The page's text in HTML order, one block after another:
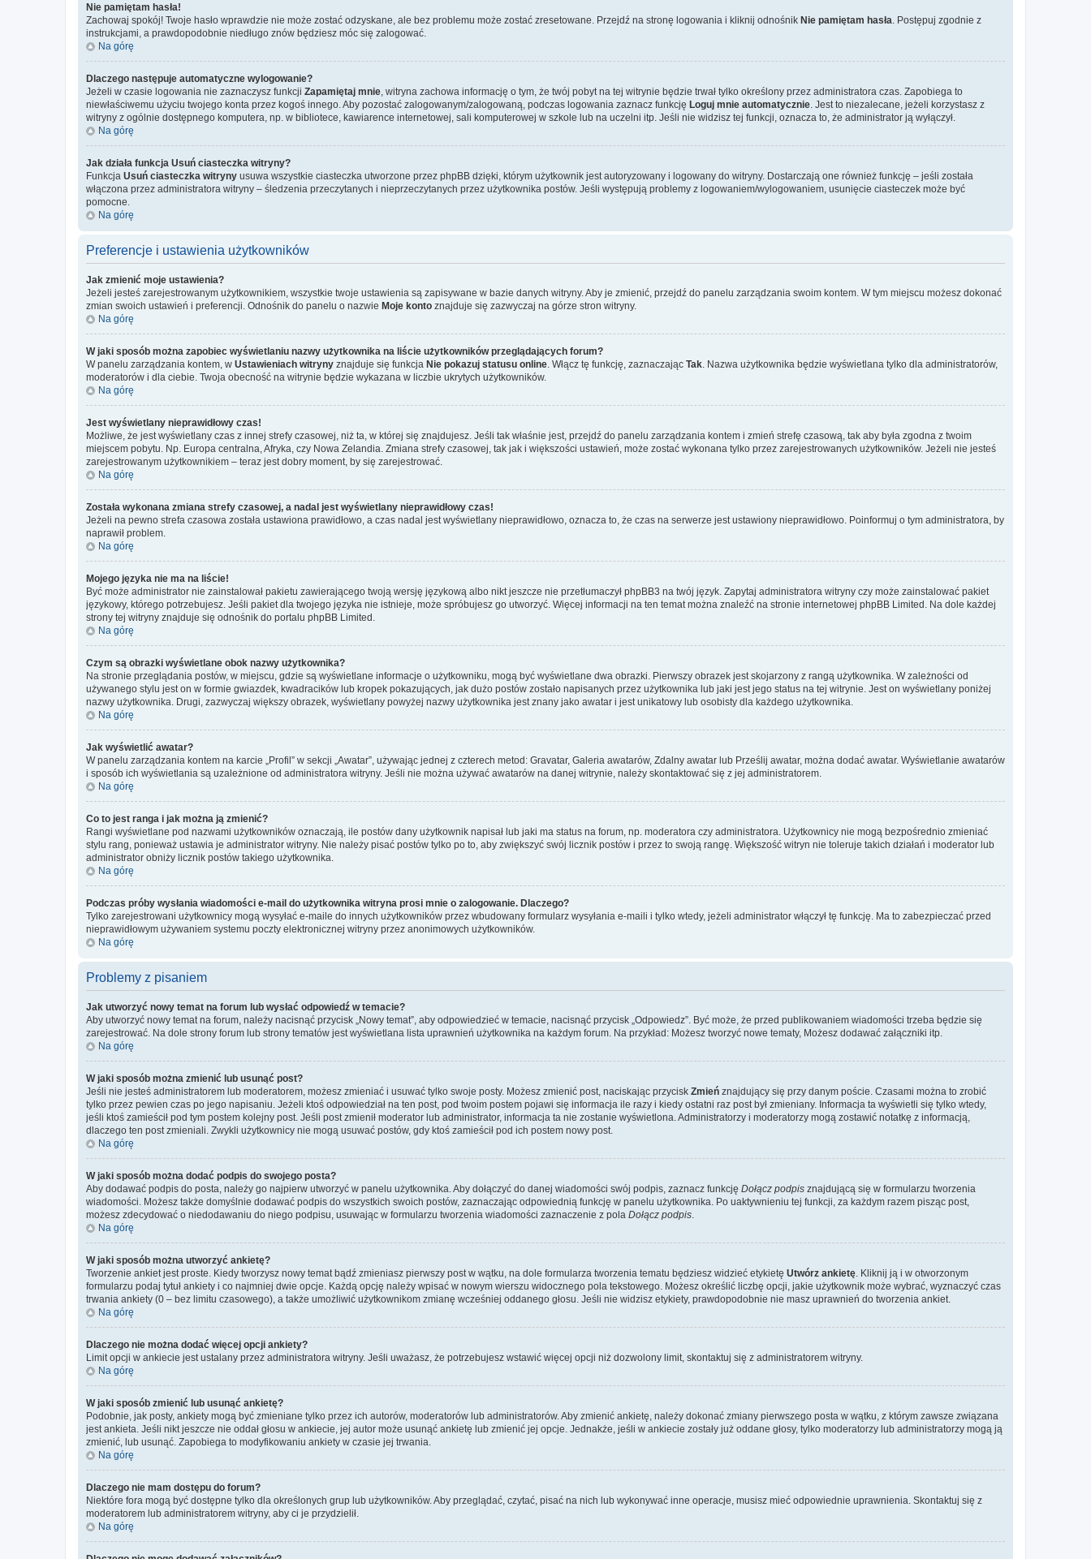
Nie pamiętam hasła!
Zachowaj spokój! Twoje hasło wprawdzie nie może zostać odzyskane, ale bez problemu może zostać zresetowane. Przejdź na stronę logowania i kliknij odnośnik Nie pamiętam hasła . Postępuj zgodnie z
instrukcjami, a prawdopodobnie niedługo znów będziesz móc się zalogować.
Na górę
Dlaczego następuje automatyczne wylogowanie?
Jeżeli w czasie logowania nie zaznaczysz funkcji Zapamiętaj mnie , witryna zachowa informację o tym, że twój pobyt na tej witrynie będzie trwał tylko określony przez administratora czas. Zapobiega to
niewłaściwemu użyciu twojego konta przez kogoś innego. Aby pozostać zalogowanym/zalogowaną, podczas logowania zaznacz funkcję Loguj mnie automatycznie . Jest to niezalecane, jeżeli korzystasz z
witryny z ogólnie dostępnego komputera, np. w bibliotece, kawiarence internetowej, sali komputerowej w szkole lub na uczelni itp. Jeśli nie widzisz tej funkcji, oznacza to, że administrator ją wyłączył.
Na górę
Jak działa funkcja Usuń ciasteczka witryny?
Funkcja Usuń ciasteczka witryny usuwa wszystkie ciasteczka utworzone przez phpBB dzięki, którym użytkownik jest autoryzowany i logowany do witryny. Dostarczają one również funkcję – jeśli została
włączona przez administratora witryny – śledzenia przeczytanych i nieprzeczytanych przez użytkownika postów. Jeśli występują problemy z logowaniem/wylogowaniem, usunięcie ciasteczek może być
pomocne.
Na górę
Preferencje i ustawienia użytkowników
Jak zmienić moje ustawienia?
Jeżeli jesteś zarejestrowanym użytkownikiem, wszystkie twoje ustawienia są zapisywane w bazie danych witryny. Aby je zmienić, przejdź do panelu zarządzania swoim kontem. W tym miejscu możesz dokonać
zmian swoich ustawień i preferencji. Odnośnik do panelu o nazwie Moje konto znajduje się zazwyczaj na górze stron witryny.
Na górę
W jaki sposób można zapobiec wyświetlaniu nazwy użytkownika na liście użytkowników przeglądających forum?
W panelu zarządzania kontem, w Ustawieniach witryny znajduje się funkcja Nie pokazuj statusu online . Włącz tę funkcję, zaznaczając Tak . Nazwa użytkownika będzie wyświetlana tylko dla administratorów,
moderatorów i dla ciebie. Twoja obecność na witrynie będzie wykazana w liczbie ukrytych użytkowników.
Na górę
Jest wyświetlany nieprawidłowy czas!
Możliwe, że jest wyświetlany czas z innej strefy czasowej, niż ta, w której się znajdujesz. Jeśli tak właśnie jest, przejdź do panelu zarządzania kontem i zmień strefę czasową, tak aby była zgodna z twoim
miejscem pobytu. Np. Europa centralna, Afryka, czy Nowa Zelandia. Zmiana strefy czasowej, tak jak i większości ustawień, może zostać wykonana tylko przez zarejestrowanych użytkowników. Jeżeli nie jesteś
zarejestrowanym użytkownikiem – teraz jest dobry moment, by się zarejestrować.
Na górę
Została wykonana zmiana strefy czasowej, a nadal jest wyświetlany nieprawidłowy czas!
Jeżeli na pewno strefa czasowa została ustawiona prawidłowo, a czas nadal jest wyświetlany nieprawidłowo, oznacza to, że czas na serwerze jest ustawiony nieprawidłowo. Poinformuj o tym administratora, by
naprawił problem.
Na górę
Mojego języka nie ma na liście!
Być może administrator nie zainstalował pakietu zawierającego twoją wersję językową albo nikt jeszcze nie przetłumaczył phpBB3 na twój język. Zapytaj administratora witryny czy może zainstalować pakiet
językowy, którego potrzebujesz. Jeśli pakiet dla twojego języka nie istnieje, może spróbujesz go utworzyć. Więcej informacji na ten temat można znaleźć na stronie internetowej phpBB Limited. Na dole każdej
strony tej witryny znajduje się odnośnik do portalu phpBB Limited.
Na górę
Czym są obrazki wyświetlane obok nazwy użytkownika?
Na stronie przeglądania postów, w miejscu, gdzie są wyświetlane informacje o użytkowniku, mogą być wyświetlane dwa obrazki. Pierwszy obrazek jest skojarzony z rangą użytkownika. W zależności od
używanego stylu jest on w formie gwiazdek, kwadracików lub kropek pokazujących, jak dużo postów zostało napisanych przez użytkownika lub jaki jest jego status na tej witrynie. Jest on wyświetlany poniżej
nazwy użytkownika. Drugi, zazwyczaj większy obrazek, wyświetlany powyżej nazwy użytkownika jest znany jako awatar i jest unikatowy lub osobisty dla każdego użytkownika.
Na górę
Jak wyświetlić awatar?
W panelu zarządzania kontem na karcie „Profil” w sekcji „Awatar”, używając jednej z czterech metod: Gravatar, Galeria awatarów, Zdalny awatar lub Prześlij awatar, można dodać awatar. Wyświetlanie awatarów
i sposób ich wyświetlania są uzależnione od administratora witryny. Jeśli nie można używać awatarów na danej witrynie, należy skontaktować się z jej administratorem.
Na górę
Co to jest ranga i jak można ją zmienić?
Rangi wyświetlane pod nazwami użytkowników oznaczają, ile postów dany użytkownik napisał lub jaki ma status na forum, np. moderatora czy administratora. Użytkownicy nie mogą bezpośrednio zmieniać
stylu rang, ponieważ ustawia je administrator witryny. Nie należy pisać postów tylko po to, aby zwiększyć swój licznik postów i przez to swoją rangę. Większość witryn nie toleruje takich działań i moderator lub
administrator obniży licznik postów takiego użytkownika.
Na górę
Podczas próby wysłania wiadomości e-mail do użytkownika witryna prosi mnie o zalogowanie. Dlaczego?
Tylko zarejestrowani użytkownicy mogą wysyłać e-maile do innych użytkowników przez wbudowany formularz wysyłania e-maili i tylko wtedy, jeżeli administrator włączył tę funkcję. Ma to zabezpieczać przed
nieprawidłowym używaniem systemu poczty elektronicznej witryny przez anonimowych użytkowników.
Na górę
Problemy z pisaniem
Jak utworzyć nowy temat na forum lub wysłać odpowiedź w temacie?
Aby utworzyć nowy temat na forum, należy nacisnąć przycisk „Nowy temat”, aby odpowiedzieć w temacie, nacisnąć przycisk „Odpowiedz”. Być może, że przed publikowaniem wiadomości trzeba będzie się
zarejestrować. Na dole strony forum lub strony tematów jest wyświetlana lista uprawnień użytkownika na każdym forum. Na przykład: Możesz tworzyć nowe tematy, Możesz dodawać załączniki itp.
Na górę
W jaki sposób można zmienić lub usunąć post?
Jeśli nie jesteś administratorem lub moderatorem, możesz zmieniać i usuwać tylko swoje posty. Możesz zmienić post, naciskając przycisk Zmień znajdujący się przy danym poście. Czasami można to zrobić
tylko przez pewien czas po jego napisaniu. Jeżeli ktoś odpowiedział na ten post, pod twoim postem pojawi się informacja ile razy i kiedy ostatni raz post był zmieniany. Informacja ta wyświetli się tylko wtedy,
jeśli ktoś zamieścił pod tym postem kolejny post. Jeśli post zmienił moderator lub administrator, informacja ta nie zostanie wyświetlona. Administratorzy i moderatorzy mogą zostawić notatkę z informacją,
dlaczego ten post zmieniali. Zwykli użytkownicy nie mogą usuwać postów, gdy ktoś zamieścił pod ich postem nowy post.
Na górę
W jaki sposób można dodać podpis do swojego posta?
Aby dodawać podpis do posta, należy go najpierw utworzyć w panelu użytkownika. Aby dołączyć do danej wiadomości swój podpis, zaznacz funkcję Dołącz podpis znajdującą się w formularzu tworzenia
wiadomości. Możesz także domyślnie dodawać podpis do wszystkich swoich postów, zaznaczając odpowiednią funkcję w panelu użytkownika. Po uaktywnieniu tej funkcji, za każdym razem pisząc post,
możesz zdecydować o niedodawaniu do niego podpisu, usuwając w formularzu tworzenia wiadomości zaznaczenie z pola Dołącz podpis
Na górę
W jaki sposób można utworzyć ankietę?
Tworzenie ankiet jest proste. Kiedy tworzysz nowy temat bądź zmieniasz pierwszy post w wątku, na dole formularza tworzenia tematu będziesz widzieć etykietę Utwórz ankietę . Kliknij ją i w otworzonym
formularzu podaj tytuł ankiety i co najmniej dwie opcje. Każdą opcję należy wpisać w nowym wierszu widocznego pola tekstowego. Możesz określić liczbę opcji, jakie użytkownik może wybrać, wyznaczyć czas
trwania ankiety (0 – bez limitu czasowego), a także umożliwić użytkownikom zmianę wcześniej oddanego głosu. Jeśli nie widzisz etykiety, prawdopodobnie nie masz uprawnień do tworzenia ankiet.
Na górę
Dlaczego nie można dodać więcej opcji ankiety?
Limit opcji w ankiecie jest ustalany przez administratora witryny. Jeśli uważasz, że potrzebujesz wstawić więcej opcji niż dozwolony limit, skontaktuj się z administratorem witryny.
Na górę
W jaki sposób zmienić lub usunąć ankietę?
Podobnie, jak posty, ankiety mogą być zmieniane tylko przez ich autorów, moderatorów lub administratorów. Aby zmienić ankietę, należy dokonać zmiany pierwszego posta w wątku, z którym zawsze związana
jest ankieta. Jeśli nikt jeszcze nie oddał głosu w ankiecie, jej autor może usunąć ankietę lub zmienić jej opcje. Jednakże, jeśli w ankiecie zostały już oddane głosy, tylko moderatorzy lub administratorzy mogą ją
zmienić, lub usunąć. Zapobiega to modyfikowaniu ankiety w czasie jej trwania.
Na górę
Dlaczego nie mam dostępu do forum?
Niektóre fora mogą być dostępne tylko dla określonych grup lub użytkowników. Aby przeglądać, czytać, pisać na nich lub wykonywać inne operacje, musisz mieć odpowiednie uprawnienia. Skontaktuj się z
moderatorem lub administratorem witryny, aby ci je przydzielił.
Na górę